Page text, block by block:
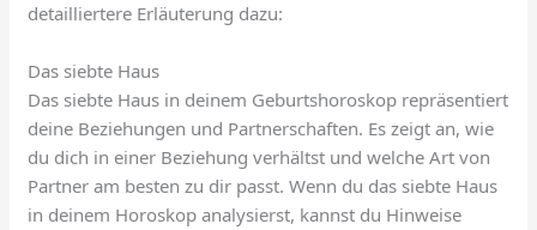
detailliertere Erläuterung dazu:
Das siebte Haus
Das siebte Haus in deinem Geburtshoroskop repräsentiert
deine Beziehungen und Partnerschaften. Es zeigt an, wie
du dich in einer Beziehung verhältst und welche Art von
Partner am besten zu dir passt. Wenn du das siebte Haus
in deinem Horoskop analysierst, kannst du Hinweise